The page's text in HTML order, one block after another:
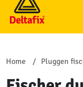
Home Pluggen